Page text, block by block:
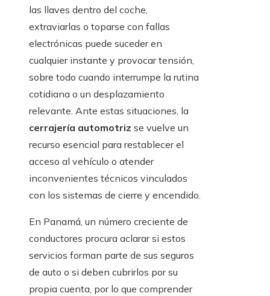
las llaves dentro del coche,
extraviarlas o toparse con fallas
electrónicas puede suceder en
cualquier instante y provocar tensión,
sobre todo cuando interrumpe la rutina
cotidiana o un desplazamiento
relevante. Ante estas situaciones, la
cerrajería automotriz se vuelve un
recurso esencial para restablecer el
acceso al vehículo o atender
inconvenientes técnicos vinculados
con los sistemas de cierre y encendido.
En Panamá, un número creciente de
conductores procura aclarar si estos
servicios forman parte de sus seguros
de auto o si deben cubrirlos por su
propia cuenta, por lo que comprender